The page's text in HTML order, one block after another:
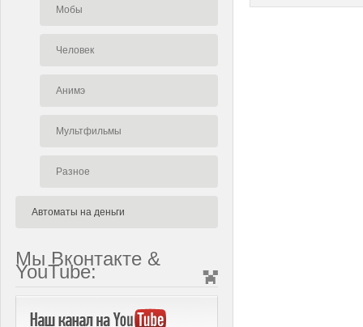
Мобы
Человек
Анимэ
Мультфильмы
Разное
Автоматы на деньги
Мы Вконтакте &
YouTube: